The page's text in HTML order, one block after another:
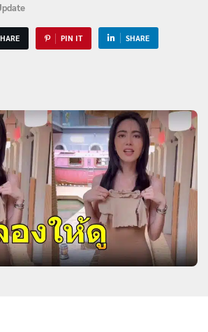
PIN IT SHARE